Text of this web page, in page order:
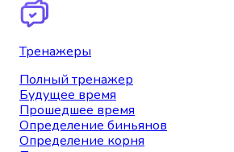
Тренажеры
Полный тренажер
Будущее время
Прошедшее время
Определение биньянов
Определение корня